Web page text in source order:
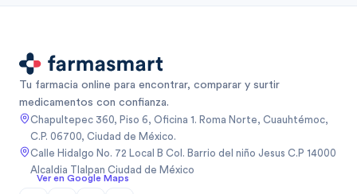
Tu farmacia online para encontrar, comparar y surtir
medicamentos con confianza.
Chapultepec 360, Piso 6, Oficina 1. Roma Norte, Cuauhtémoc,
C.P. 06700, Ciudad de México.
Calle Hidalgo No. 72 Local B Col. Barrio del niño Jesus C.P 14000
Alcaldia Tlalpan Ciudad de México
Ver en Google Maps